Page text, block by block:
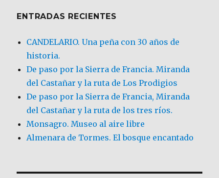
ENTRADAS RECIENTES
CANDELARIO. Una peña con 30 años de
historia.
De paso por la Sierra de Francia. Miranda
del Castañar y la ruta de Los Prodigios
De paso por la Sierra de Francia, Miranda
del Castañar y la ruta de los tres ríos.
Monsagro. Museo al aire libre
Almenara de Tormes. El bosque encantado